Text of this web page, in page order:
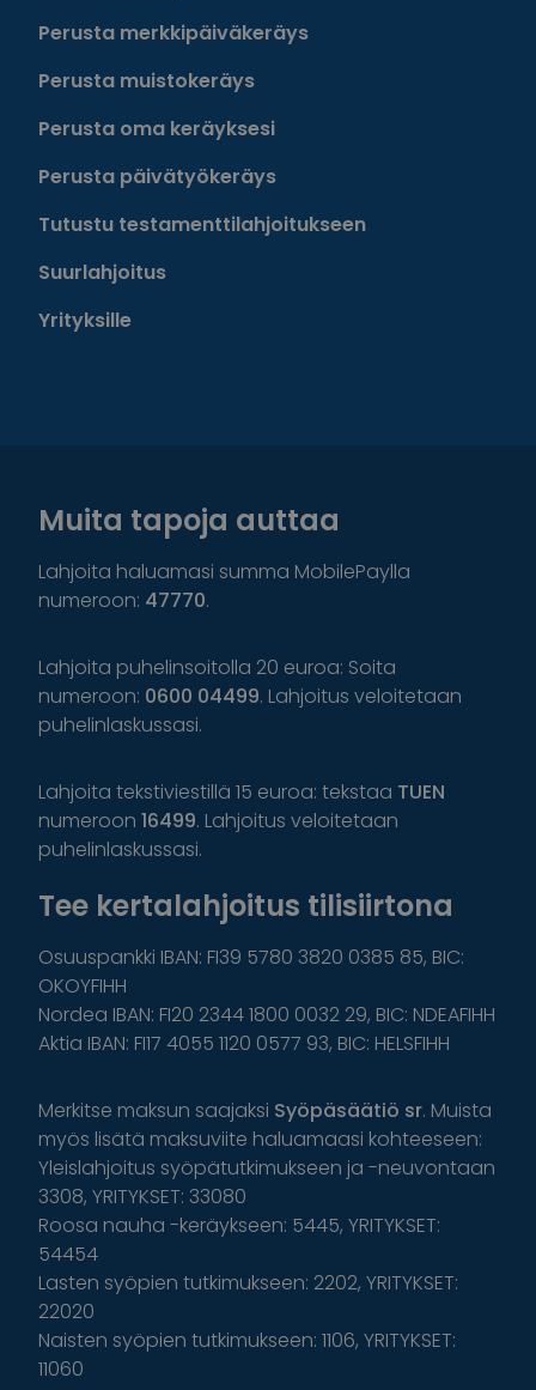
Perusta merkkipäiväkeräys
Perusta muistokeräys
Perusta oma keräyksesi
Perusta päivätyökeräys
Tutustu testamenttilahjoitukseen
Suurlahjoitus
Yrityksille
Muita tapoja auttaa
Lahjoita haluamasi summa MobilePaylla
numeroon: 47770.
Lahjoita puhelinsoitolla 20 euroa: Soita
numeroon: 0600 04499. Lahjoitus veloitetaan
puhelinlaskussasi.
Lahjoita tekstiviestillä 15 euroa: tekstaa TUEN
numeroon 16499. Lahjoitus veloitetaan
puhelinlaskussasi.
Tee kertalahjoitus tilisiirtona
Osuuspankki IBAN: FI39 5780 3820 0385 85, BIC:
OKOYFIHH
Nordea IBAN: FI20 2344 1800 0032 29, BIC: NDEAFIHH
Aktia IBAN: FI17 4055 1120 0577 93, BIC: HELSFIHH
Merkitse maksun saajaksi Syöpäsäätiö sr. Muista
myös lisätä maksuviite haluamaasi kohteeseen:
Yleislahjoitus syöpätutkimukseen ja -neuvontaan
3308, YRITYKSET: 33080
Roosa nauha -keräykseen: 5445, YRITYKSET:
54454
Lasten syöpien tutkimukseen: 2202, YRITYKSET:
22020
Naisten syöpien tutkimukseen: 1106, YRITYKSET:
11060